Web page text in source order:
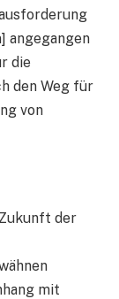
angegangen
die
den Weg für
von
der
mit